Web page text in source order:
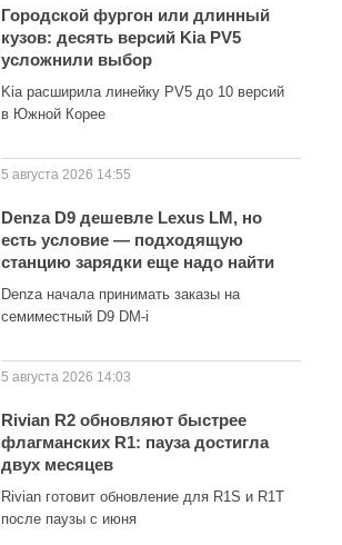
Городской фургон или длинный
кузов: десять версий Kia PV5
усложнили выбор
Kia расширила линейку PV5 до 10 версий
в Южной Корее
5 августа 2026 14:55
Denza D9 дешевле Lexus LM, но
есть условие — подходящую
станцию зарядки еще надо найти
Denza начала принимать заказы на
семиместный D9 DM-i
5 августа 2026 14:03
Rivian R2 обновляют быстрее
флагманских R1: пауза достигла
двух месяцев
Rivian готовит обновление для R1S и R1T
после паузы с июня